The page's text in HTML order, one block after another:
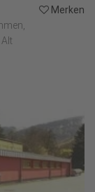
Merken